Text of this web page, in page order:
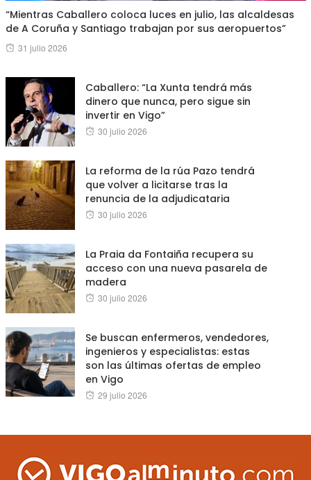
“Mientras Caballero coloca luces en julio, las alcaldesas
de A Coruña y Santiago trabajan por sus aeropuertos”
Posted
31 julio 2026
Caballero: “La Xunta tendrá más
dinero que nunca, pero sigue sin
invertir en Vigo”
Posted
30 julio 2026
La reforma de la rúa Pazo tendrá
que volver a licitarse tras la
renuncia de la adjudicataria
Posted
30 julio 2026
La Praia da Fontaiña recupera su
acceso con una nueva pasarela de
madera
Posted
30 julio 2026
Se buscan enfermeros, vendedores,
ingenieros y especialistas: estas
son las últimas ofertas de empleo
en Vigo
Posted
29 julio 2026